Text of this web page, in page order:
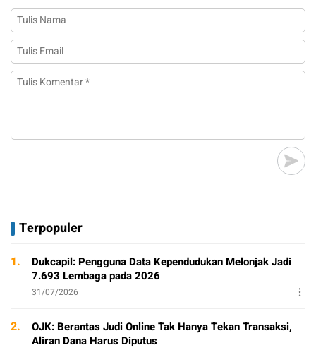
Terpopuler
1.
Dukcapil: Pengguna Data Kependudukan Melonjak Jadi
7.693 Lembaga pada 2026
31/07/2026
2.
OJK: Berantas Judi Online Tak Hanya Tekan Transaksi,
Aliran Dana Harus Diputus